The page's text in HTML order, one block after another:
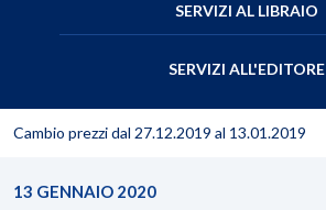
SERVIZI AL LIBRAIO
SERVIZI ALL'EDITORE
Cambio prezzi dal 27.12.2019 al 13.01.2019
13 GENNAIO 2020